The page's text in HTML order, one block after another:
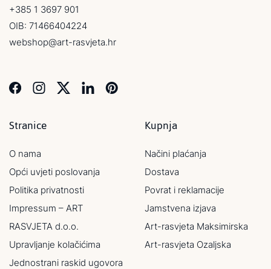
+385 1 3697 901
OIB: 71466404224
webshop@art-rasvjeta.hr
Stranice
O nama
Opći uvjeti poslovanja
Politika privatnosti
Impressum – ART
RASVJETA d.o.o.
Upravljanje kolačićima
Jednostrani raskid ugovora
Kupnja
Načini plaćanja
Dostava
Povrat i reklamacije
Jamstvena izjava
Art-rasvjeta Maksimirska
Art-rasvjeta Ozaljska